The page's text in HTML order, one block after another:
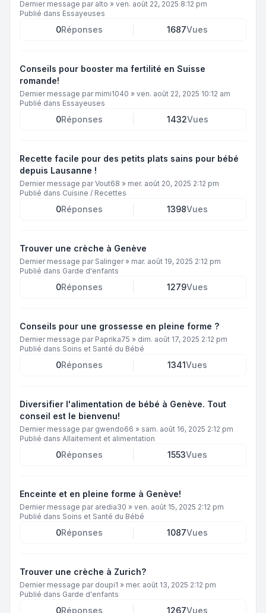
Dernier message par alto » ven. août 22, 2025 8:12 pm
Publié dans Essayeuses
0Réponses 1687Vues
Conseils pour booster ma fertilité en Suisse
romande!
Dernier message par mimi1040 » ven. août 22, 2025 10:12 am
Publié dans Essayeuses
0Réponses 1432Vues
Recette facile pour des petits plats sains pour bébé
depuis Lausanne !
Dernier message parVout68 » mer. août 20, 2025 2:12 pm
Publié dans Cuisine / Recettes
0Réponses 1398Vues
Trouver une crèche à Genève
Dernier message par Salinger» mar. août 19, 2025 2:12 pm
Publié dans Garde d'enfants
0Réponses 1279Vues
Conseils pour une grossesse en pleine forme ?
Dernier message par Paprika75 » dim. août 17, 2025 2:12 pm
Publié dans Soins et Santé du Bébé
0Réponses 1341Vues
Diversifier l'alimentation de bébé à Genève. Tout
conseil est le bienvenu!
Dernier message par gwendo66 » sam. août 16, 2025 2:12 pm
Publié dans Allaitement et alimentation
0Réponses 1553Vues
Enceinte et en pleine forme à Genève!
Dernier message par aredia30 » ven. août 15, 2025 2:12 pm
Publié dans Soins et Santé du Bébé
0Réponses 1087Vues
Trouver une crèche à Zurich?
Dernier message par doupi1 » mer. août 13, 2025 2:12 pm
Publié dans Garde d'enfants
0Réponses 1267Vues